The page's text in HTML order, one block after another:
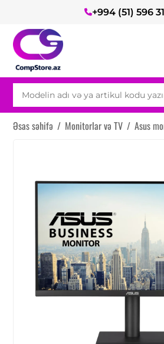
+994 (51) 596
Əsas səhifə / Monitorlar və TV / Asus